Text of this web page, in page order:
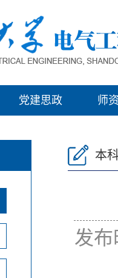
党建思政 师
本
发